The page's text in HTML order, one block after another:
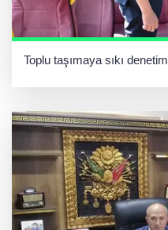
Toplu taşımaya sıkı denetim